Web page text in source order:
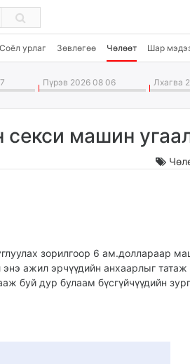
Соёл урлаг Зөвлөгөө Чөлөөт Шар
Пүрэв 2026 08 06 Лхагва
секси машин
зорилгоор 6 ам.доллараар
ажил эрчүүдийн анхаарлыг татаж
буй дур булаам бүсгүйчүүдийн